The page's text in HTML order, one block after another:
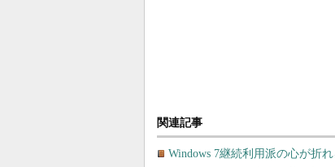
関連記事
Windows 7継続利用派の心が折